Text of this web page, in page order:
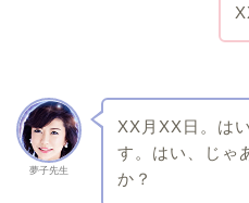
夢子先生
XX月XX日。は
す。はい、じゃ
か？